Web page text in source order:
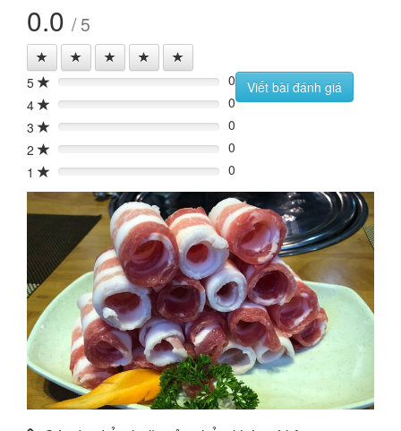
0.0 / 5
5 0%
0
4
0%
0
3
0%
0
2
0%
0
1
0% 0
Viết bài đánh giá